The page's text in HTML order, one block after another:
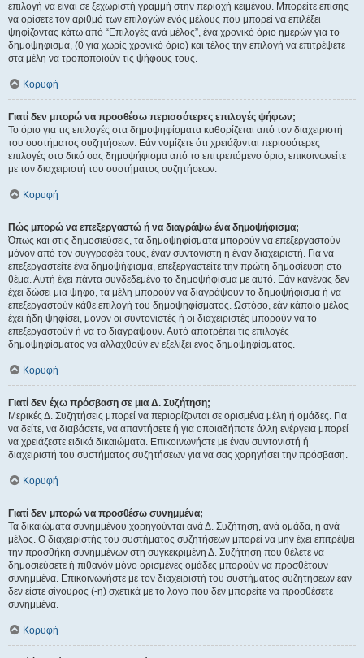
επιλογή να είναι σε ξεχωριστή γραμμή στην περιοχή κειμένου. Μπορείτε επίσης
να ορίσετε τον αριθμό των επιλογών ενός μέλους που μπορεί να επιλέξει
ψηφίζοντας κάτω από “Επιλογές ανά μέλος”, ένα χρονικό όριο ημερών για το
δημοψήφισμα, (0 για χωρίς χρονικό όριο) και τέλος την επιλογή να επιτρέψετε
στα μέλη να τροποποιούν τις ψήφους τους.
Κορυφή
Γιατί δεν μπορώ να προσθέσω περισσότερες επιλογές ψήφων;
Το όριο για τις επιλογές στα δημοψηφίσματα καθορίζεται από τον διαχειριστή
του συστήματος συζητήσεων. Εάν νομίζετε ότι χρειάζονται περισσότερες
επιλογές στο δικό σας δημοψήφισμα από το επιτρεπόμενο όριο, επικοινωνείτε
με τον διαχειριστή του συστήματος συζητήσεων.
Κορυφή
Πώς μπορώ να επεξεργαστώ ή να διαγράψω ένα δημοψήφισμα;
Όπως και στις δημοσιεύσεις, τα δημοψηφίσματα μπορούν να επεξεργαστούν
μόνον από τον συγγραφέα τους, έναν συντονιστή ή έναν διαχειριστή. Για να
επεξεργαστείτε ένα δημοψήφισμα, επεξεργαστείτε την πρώτη δημοσίευση στο
θέμα. Αυτή έχει πάντα συνδεδεμένο το δημοψήφισμα με αυτό. Εάν κανένας δεν
έχει δώσει μια ψήφο, τα μέλη μπορούν να διαγράψουν το δημοψήφισμα ή να
επεξεργαστούν κάθε επιλογή του δημοψηφίσματος. Ωστόσο, εάν κάποιο μέλος
έχει ήδη ψηφίσει, μόνον οι συντονιστές ή οι διαχειριστές μπορούν να το
επεξεργαστούν ή να το διαγράψουν. Αυτό αποτρέπει τις επιλογές
δημοψηφίσματος να αλλαχθούν εν εξελίξει ενός δημοψηφίσματος.
Κορυφή
Γιατί δεν έχω πρόσβαση σε μια Δ. Συζήτηση;
Μερικές Δ. Συζητήσεις μπορεί να περιορίζονται σε ορισμένα μέλη ή ομάδες. Για
να δείτε, να διαβάσετε, να απαντήσετε ή για οποιαδήποτε άλλη ενέργεια μπορεί
να χρειάζεστε ειδικά δικαιώματα. Επικοινωνήστε με έναν συντονιστή ή
διαχειριστή του συστήματος συζητήσεων για να σας χορηγήσει την πρόσβαση.
Κορυφή
Γιατί δεν μπορώ να προσθέσω συνημμένα;
Τα δικαιώματα συνημμένου χορηγούνται ανά Δ. Συζήτηση, ανά ομάδα, ή ανά
μέλος. Ο διαχειριστής του συστήματος συζητήσεων μπορεί να μην έχει επιτρέψει
την προσθήκη συνημμένων στη συγκεκριμένη Δ. Συζήτηση που θέλετε να
δημοσιεύσετε ή πιθανόν μόνο ορισμένες ομάδες μπορούν να προσθέτουν
συνημμένα. Επικοινωνήστε με τον διαχειριστή του συστήματος συζητήσεων εάν
δεν είστε σίγουρος (-η) σχετικά με το λόγο που δεν μπορείτε να προσθέσετε
συνημμένα.
Κορυφή